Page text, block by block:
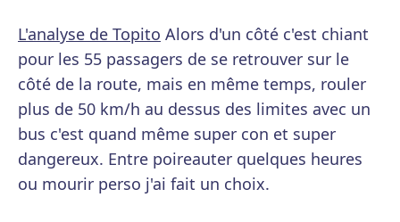
L'analyse de Topito Alors d'un côté c'est chiant
pour les 55 passagers de se retrouver sur le
côté de la route, mais en même temps, rouler
plus de 50 km/h au dessus des limites avec un
bus c'est quand même super con et super
dangereux. Entre poireauter quelques heures
ou mourir perso j'ai fait un choix.